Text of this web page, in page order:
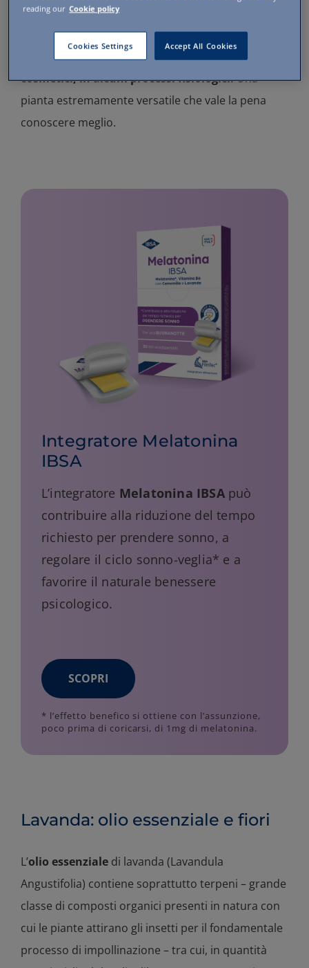
essenziali che possono essere utili per il nostro
benessere.La lavanda, infatti ha proprietà che
la vedono coinvolta, oltre che negli usi
cosmetici, in alcuni processi fisiologici.Una
pianta estremamente versatile che vale la pena
conoscere meglio.
Integratore Melatonina
IBSA
L’integratore Melatonina IBSApuò
contribuire alla riduzione del tempo
richiesto per prendere sonno, a
regolare il ciclo sonno-veglia* e a
favorire il naturale benessere
psicologico.
SCOPRI
* l’effetto benefico si ottiene con l’assunzione,
poco prima di coricarsi, di 1mg di melatonina.
Lavanda: olio essenziale e fiori
L’olio essenziale di lavanda (Lavandula
Angustifolia) contiene soprattutto terpeni – grande
classe di composti organici presenti in natura con
cui le piante attirano gli insetti per il fondamentale
processo di impollinazione – tra cui, in quantità
reading our Cookie policy
Accept All Cookies
Cookies Settings